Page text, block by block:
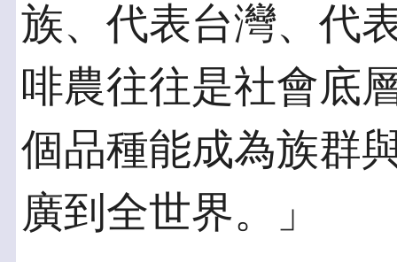
族、代表台灣、代
啡農往往是社會底
個品種能成為族群
廣到全世界。」